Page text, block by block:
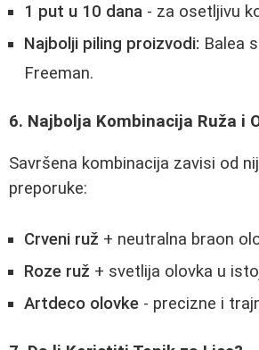
1 put u 10 dana - za osetljivu
Najbolji piling proizvodi: Balea
Freeman.
6. Najbolja Kombinacija Ruža i
Savršena kombinacija zavisi od
preporuke:
Crveni ruž + neutralna braon
Roze ruž + svetlija olovka u
Artdeco olovke - precizne i